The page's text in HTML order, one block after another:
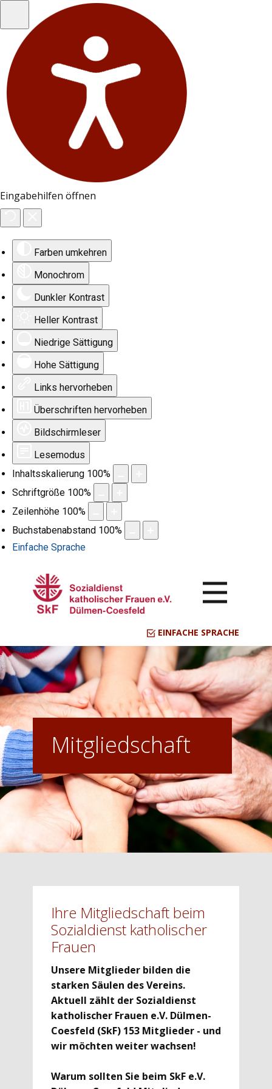
Eingabehilfen öffnen
Farben umkehren
Monochrom
Dunkler Kontrast
Heller Kontrast
Niedrige Sättigung
Hohe Sättigung
Links hervorheben
Überschriften hervorheben
Bildschirmleser
Lesemodus
Inhaltsskalierung 100%
Schriftgröße 100%
Zeilenhöhe 100%
Buchstabenabstand 100%
Einfache Sprache
EINFACHE SPRACHE
Mitgliedschaft
Ihre Mitgliedschaft beim
Sozialdienst katholischer
Frauen
Unsere Mitglieder bilden die
starken Säulen des Vereins.
Aktuell zählt der ​Sozialdienst
katholischer Frauen e.V. Dülmen-
Coesfeld (SkF) 153 Mitglieder - und
wir möchten weiter wachsen!
Warum sollten Sie beim SkF ​e.V.